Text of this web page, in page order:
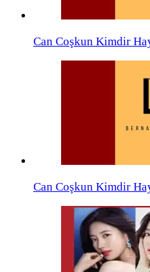
Can Coşkun Kimdir
Can Coşkun Kimdir